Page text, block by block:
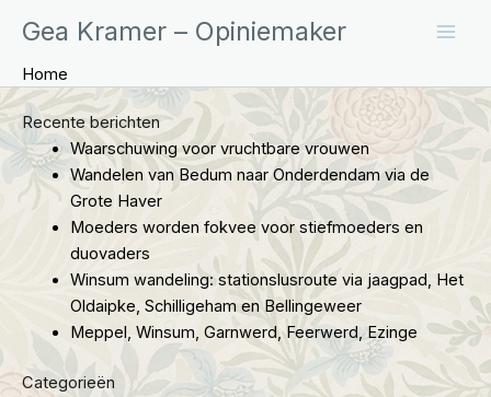
naar
inhoud
Gea Kramer – Opiniemaker
Home
Recente berichten
Waarschuwing voor vruchtbare vrouwen
Wandelen van Bedum naar Onderdendam via de
Grote Haver
Moeders worden fokvee voor stiefmoeders en
duovaders
Winsum wandeling: stationslusroute via jaagpad, Het
Oldaipke, Schilligeham en Bellingeweer
Meppel, Winsum, Garnwerd, Feerwerd, Ezinge
Categorieën